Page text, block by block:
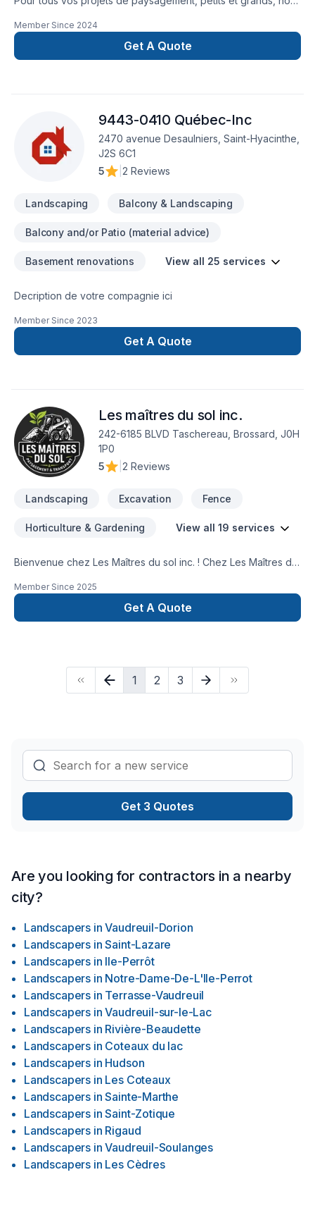
Member Since 2024
Get A Quote
9443-0410 Québec-Inc
2470 avenue Desaulniers, Saint-Hyacinthe,
J2S 6C1
5
2 Reviews
Landscaping Balcony & Landscaping
Balcony and/or Patio (material advice)
Basement renovations View all 25 services
Decription de votre compagnie ici
Member Since 2023
Get A Quote
Les maîtres du sol inc.
242-6185 BLVD Taschereau, Brossard, J0H
1P0
5
2 Reviews
Landscaping Excavation Fence
Horticulture & Gardening View all 19 services
Bienvenue chez Les Maîtres du sol inc. ! Chez Les Maîtres du
véritables havres de paix. Que ce soit pour un jardin, une
terrasse, une cour ou un espace vert d’entreprise, nous
mettons notre passion, notre créativité et notre expertise au
professionnelsBesoin d’une soumission ou d’un
accompagnement ? Contactez-nous dès maintenant.À très
bientôt dans votre jardin !— L’équipe Les Maîtres du sol inc.
Member Since 2025
Get A Quote
1 2 3
Get 3 Quotes
Are you looking for contractors in a nearby
city?
Landscapers in Vaudreuil-Dorion
Landscapers in Saint-Lazare
Landscapers in Ile-Perrôt
Landscapers in Notre-Dame-De-L'Ile-Perrot
Landscapers in Terrasse-Vaudreuil
Landscapers in Vaudreuil-sur-le-Lac
Landscapers in Rivière-Beaudette
Landscapers in Coteaux du lac
Landscapers in Hudson
Landscapers in Les Coteaux
Landscapers in Sainte-Marthe
Landscapers in Saint-Zotique
Landscapers in Rigaud
Landscapers in Vaudreuil-Soulanges
Landscapers in Les Cèdres